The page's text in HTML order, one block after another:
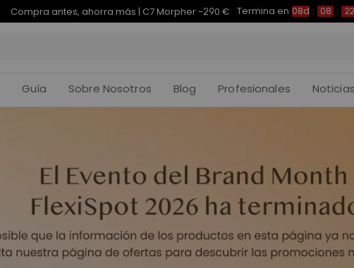
Compra antes, ahorra más | C7 Morpher -290 € Termina en 08d : 08 : 22
Guía Sobre Nosotros Blog Profesionales